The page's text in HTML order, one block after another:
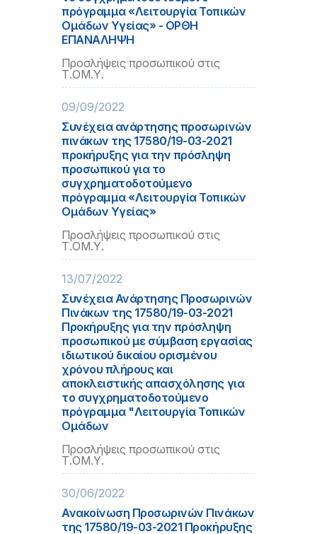
πρόγραμμα «Λειτουργία Τοπικών
Ομάδων Υγείας» - ΟΡΘΗ
ΕΠΑΝΑΛΗΨΗ
Προσλήψεις προσωπικού στις
Τ.ΟΜ.Υ.
09/09/2022
Συνέχεια ανάρτησης προσωρινών
πινάκων της 17580/19-03-2021
προκήρυξης για την πρόσληψη
προσωπικού για το
συγχρηματοδοτούμενο
πρόγραμμα «Λειτουργία Τοπικών
Ομάδων Υγείας»
Προσλήψεις προσωπικού στις
Τ.ΟΜ.Υ.
13/07/2022
Συνέχεια Ανάρτησης Προσωρινών
Πινάκων της 17580/19-03-2021
Προκήρυξης για την πρόσληψη
προσωπικού με σύμβαση εργασίας
ιδιωτικού δικαίου ορισμένου
χρόνου πλήρους και
αποκλειστικής απασχόλησης για
το συγχρηματοδοτούμενο
πρόγραμμα "Λειτουργία Τοπικών
Ομάδων
Προσλήψεις προσωπικού στις
Τ.ΟΜ.Υ.
30/06/2022
Ανακοίνωση Προσωρινών Πινάκων
της 17580/19-03-2021 Προκήρυξης